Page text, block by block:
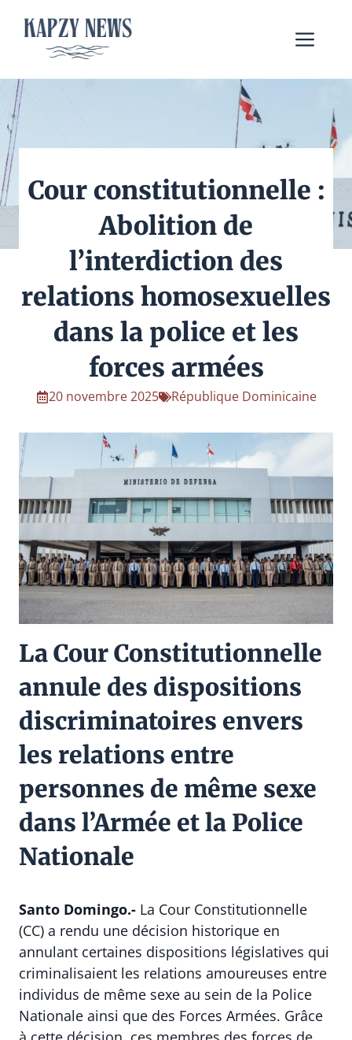
contenu
Cour constitutionnelle :
Abolition de
l’interdiction des
relations homosexuelles
dans la police et les
forces armées
20 novembre 2025 République Dominicaine
La Cour Constitutionnelle
annule des dispositions
discriminatoires envers
les relations entre
personnes de même sexe
dans l’Armée et la Police
Nationale
Santo Domingo.- La Cour Constitutionnelle
(CC) a rendu une décision historique en
annulant certaines dispositions législatives qui
criminalisaient les relations amoureuses entre
individus de même sexe au sein de la Police
Nationale ainsi que des Forces Armées. Grâce